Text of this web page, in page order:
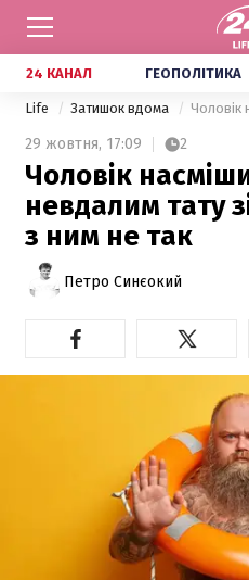
24 КАНАЛ ГЕОПОЛІТИКА
Life Затишок вдома
29 жовтня, 17:09 2
Чоловік
невдалим тату
з ним не так
Петро Синєокий